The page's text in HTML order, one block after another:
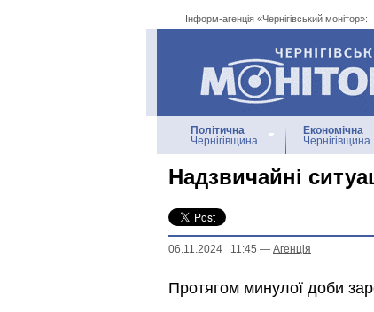
Інформ-агенція «Чернігівський монітор»:
Інформ-агенція
«Чернігівський
Політична
Чернігівщина
Економічна
Чернігівщина
Надзвичайні
06.11.2024 11:45 — Агенцiя
Протягом минулої доби